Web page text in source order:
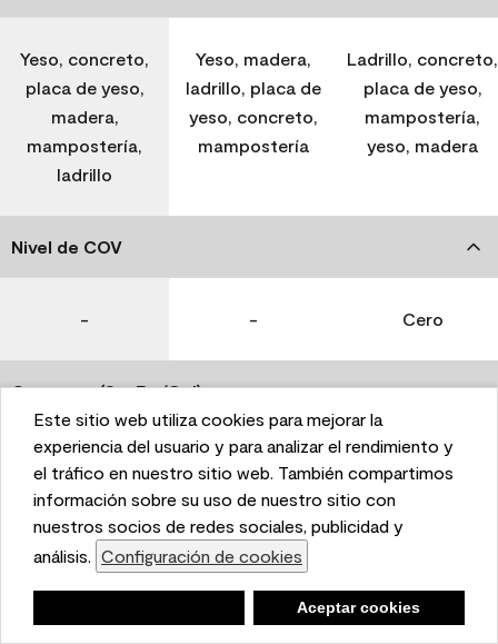
This website uses cookies to enhance user experience
and to analyze performance and traffic on our website.
We also share information about your use of our site
with our social media, advertising, and analytics
partners. Cookie Settings
Accept Cookies
Este sitio web utiliza cookies para mejorar la
experiencia del usuario y para analizar el rendimiento y
el tráfico en nuestro sitio web. También compartimos
información sobre su uso de nuestro sitio con
nuestros socios de redes sociales, publicidad y
análisis. Configuración de cookies
Aceptar cookies
Yeso, concreto,
placa de yeso,
madera,
mampostería,
ladrillo
Yeso, madera,
ladrillo, placa de
yeso, concreto,
mampostería
Ladrillo, concreto,
placa de yeso,
mampostería,
yeso, madera
Nivel de COV
- - Cero
Coverage (Sq. Ft./Gal)
350-400 400-450 400-450
Tiempo de secado
1 hora